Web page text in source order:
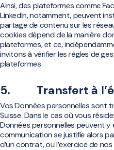
Ainsi, des plateformes comme
LinkedIn, notamment, peuvent
partage de contenu sur les
cookies dépend de la manière
plateformes, et ce,
invitons à vérifier les règles de
plateformes.
5. Transfert à
Vos Données personnelles sont
Suisse. Dans le cas où vous
Données personnelles peuvent
communication se justifie alors
d’un contrat, ou l’exercice de